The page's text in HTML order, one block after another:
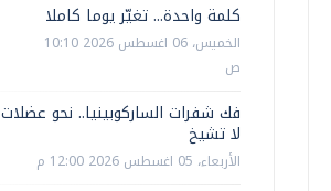
كلمة واحدة... تغيّر يوما كاملا
الخميس، 06 اغسطس 2026 10:10
ص
فك شفرات الساركوبينيا.. نحو عضلات
لا تشيخ
الأربعاء، 05 اغسطس 2026 12:00 م